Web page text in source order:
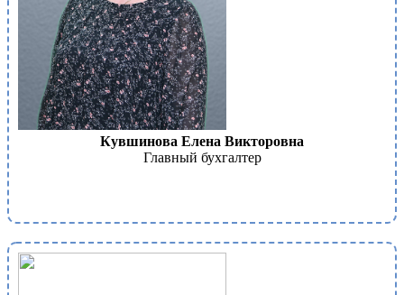
Кувшинова Елена Викторовна
Главный бухгалтер